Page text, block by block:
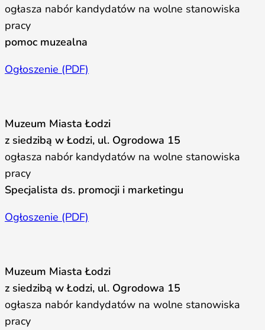
ogłasza nabór kandydatów na wolne stanowiska
pracy
pomoc muzealna
Ogłoszenie (PDF)
Muzeum Miasta Łodzi
z siedzibą w Łodzi, ul. Ogrodowa 15
ogłasza nabór kandydatów na wolne stanowiska
pracy
Specjalista ds. promocji i marketingu
Ogłoszenie (PDF)
Muzeum Miasta Łodzi
z siedzibą w Łodzi, ul. Ogrodowa 15
ogłasza nabór kandydatów na wolne stanowiska
pracy